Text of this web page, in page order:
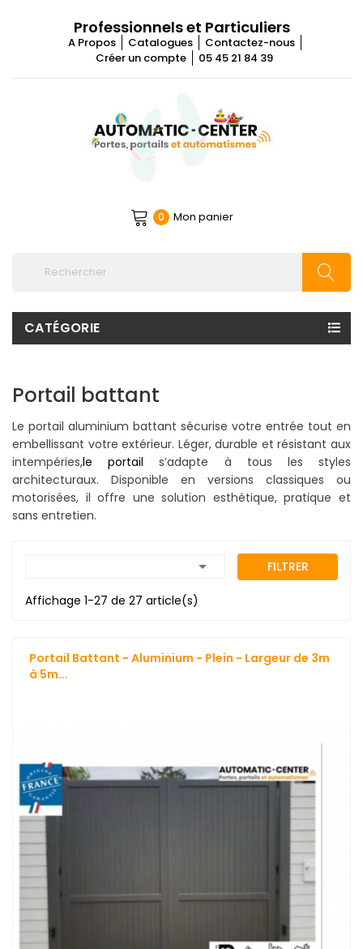
Professionnels et Particuliers
A Propos Catalogues
Contactez-nous
Créer un compte
05 45 21 84 39
0 Mon panier
CATÉGORIE
Portail battant
Le portail aluminium battant sécurise votre entrée tout en
embellissant votre extérieur. Léger, durable et résistant aux
intempéries,le portails’adapte à tous les styles
architecturaux. Disponible en versions classiques ou
motorisées, il offre une solution esthétique, pratique et
sans entretien.
 FILTRER
Affichage 1-27 de 27 article(s)
Portail Battant - Aluminium - Plein - Largeur de 3m
à 5m...